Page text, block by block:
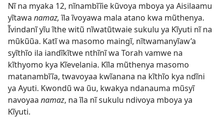
Nĩ na myaka 12, nĩnambĩĩie kũvoya mboya ya Aisilaamu
yĩtawa namaz,ĩla ĩvoyawa mala atano kwa mũthenya.
Ĩvindanĩ yĩu ĩthe witũ nĩwatũtwaie sukulu ya Kĩyuti nĩ na
mũkũũa. Katĩ wa masomo maingĩ, nĩtwamanyĩaw’a
syĩthĩo ila iandĩkĩtwe nthĩnĩ wa Torah vamwe na
kĩthyomo kya Kĩevelania. Kĩla mũthenya masomo
matanambĩĩa, twavoyaa kwĩanana na kĩthĩo kya ndĩni
ya Ayuti. Kwondũ wa ũu, kwakya ndanauma mũsyĩ
navoyaa namaz, na ĩla nĩ sukulu ndivoya mboya ya
Kĩyuti.